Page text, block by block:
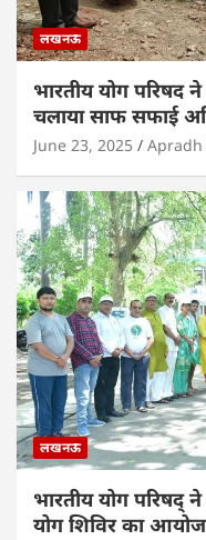
लखनऊ
भारतीय योग परिषद
चलाया साफ सफाई
June 23, 2025 Apradh
लखनऊ
भारतीय योग परिषद्
योग शिविर का